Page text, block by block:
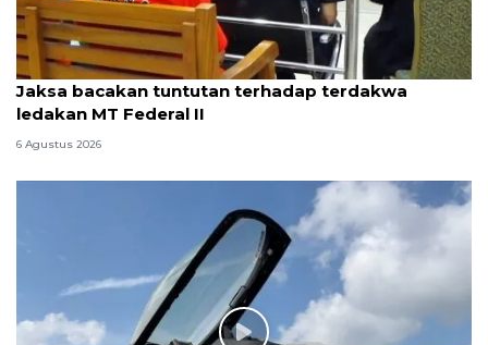
Jaksa bacakan tuntutan terhadap terdakwa
ledakan MT Federal II
6 Agustus 2026